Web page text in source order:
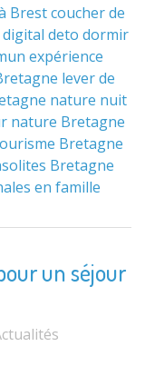
Brestcoucher de
digital deto dormir
expérience
lever de
nature nuit
nature Bretagne
Bretagne
Bretagne
en famille
un séjour